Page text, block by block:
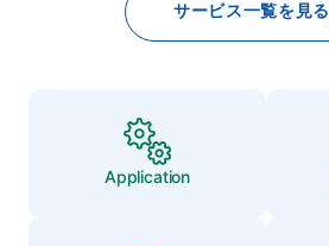
サービス一覧を見る
Application